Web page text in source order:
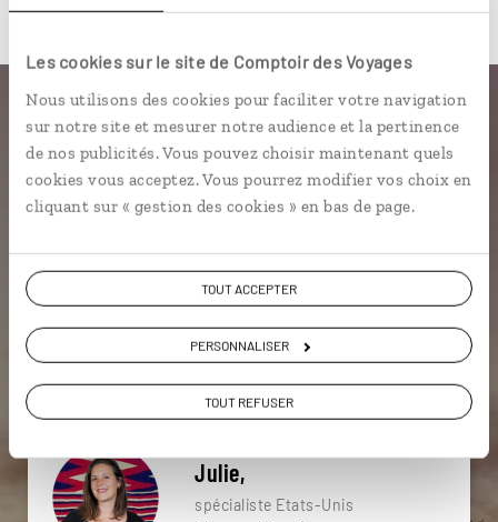
Les cookies sur le site de Comptoir des Voyages
Nous utilisons des cookies pour faciliter votre navigation
sur notre site et mesurer notre audience et la pertinence
de nos publicités. Vous pouvez choisir maintenant quels
cookies vous acceptez. Vous pourrez modifier vos choix en
cliquant sur « gestion des cookies » en bas de page.
TOUT ACCEPTER
PERSONNALISER
TOUT REFUSER
Une envie de voyage
particulière ?
Arizona Californie Désert de Sonora
Bodie Capitol Reef Bisbee
Julie,
spécialiste Etats-Unis